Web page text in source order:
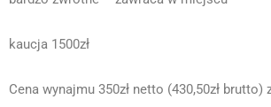
kaucja 1500zł
Cena wynajmu 350zł netto (430,50zł brutto)